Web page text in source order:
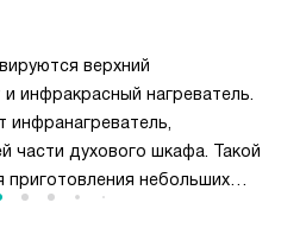
верхний
инфракрасный нагреватель.
инфранагреватель,
части духового шкафа. Такой
небольших